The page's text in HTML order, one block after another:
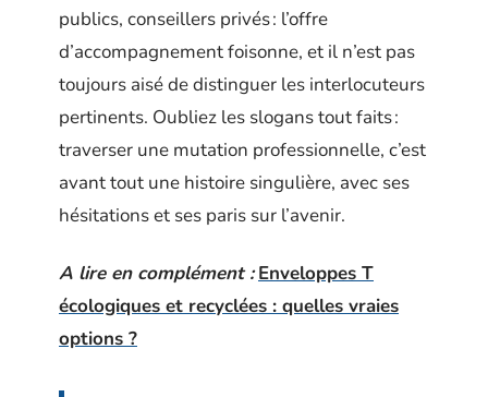
publics, conseillers privés : l’offre
d’accompagnement foisonne, et il n’est pas
toujours aisé de distinguer les interlocuteurs
pertinents. Oubliez les slogans tout faits :
traverser une mutation professionnelle, c’est
avant tout une histoire singulière, avec ses
hésitations et ses paris sur l’avenir.
A lire en complément : Enveloppes T
écologiques et recyclées : quelles vraies
options ?